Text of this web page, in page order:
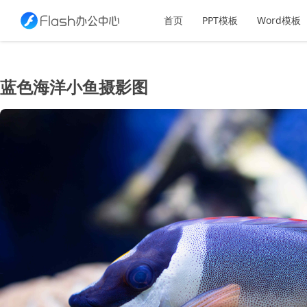
首页 PPT模板 Word模板
蓝色海洋小鱼摄影图